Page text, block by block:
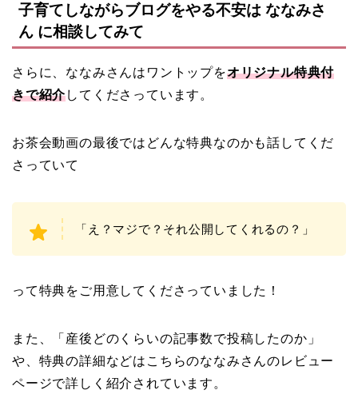
子育てしながらブログをやる不安は ななみさ
ん に相談してみて
さらに、ななみさんはワントップをオリジナル特典付
きで紹介してくださっています。
お茶会動画の最後ではどんな特典なのかも話してくだ
さっていて
「え？マジで？それ公開してくれるの？」
って特典をご用意してくださっていました！
また、「産後どのくらいの記事数で投稿したのか」
や、特典の詳細などはこちらのななみさんのレビュー
ページで詳しく紹介されています。